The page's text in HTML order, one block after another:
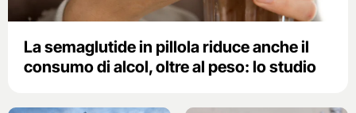
La semaglutide in pillola riduce anche il
consumo di alcol, oltre al peso: lo studio